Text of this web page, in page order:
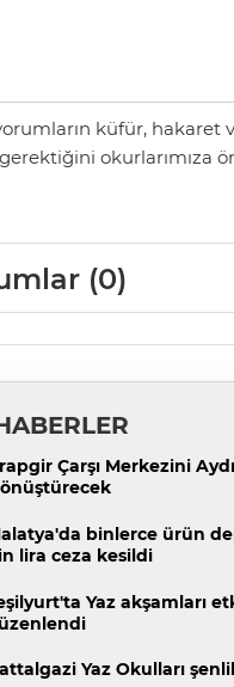
küfür, hakaret
okurlarımıza
(0)
Çarşı Merkezini
binlerce ürün
lira ceza kesildi
Yaz akşamları
Yaz Okulları